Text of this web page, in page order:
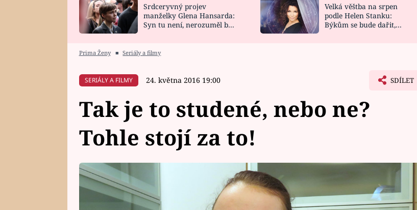
HOROSKOP NA
CELEBRITY
VAŘENÍ
NOVINKY
VIDEORECEPTY
Srdceryvný projev
manželky Glena Hansarda:
Syn tu není, nerozuměl by
Velká věštba na srpen
podle Helen Stanku:
Býkům se bude dařit,
Prima Ženy ■ Seriály a filmy
SERIÁLY A FILMY 24. května 2016 19:00 SDÍLET
Tak je to studené, nebo ne?
Tohle stojí za to!